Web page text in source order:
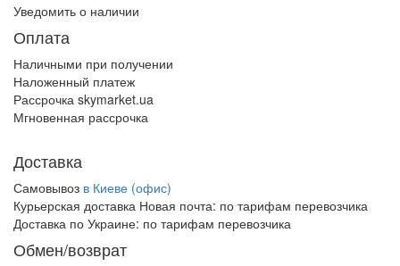
Уведомить о наличии
Оплата
Наличными при получении
Наложенный платеж
Рассрочка skymarket.ua
Мгновенная рассрочка
Доставка
Самовывоз в Киеве (офис)
Курьерская доставка Новая почта: по тарифам перевозчика
Доставка по Украине: по тарифам перевозчика
Обмен/возврат